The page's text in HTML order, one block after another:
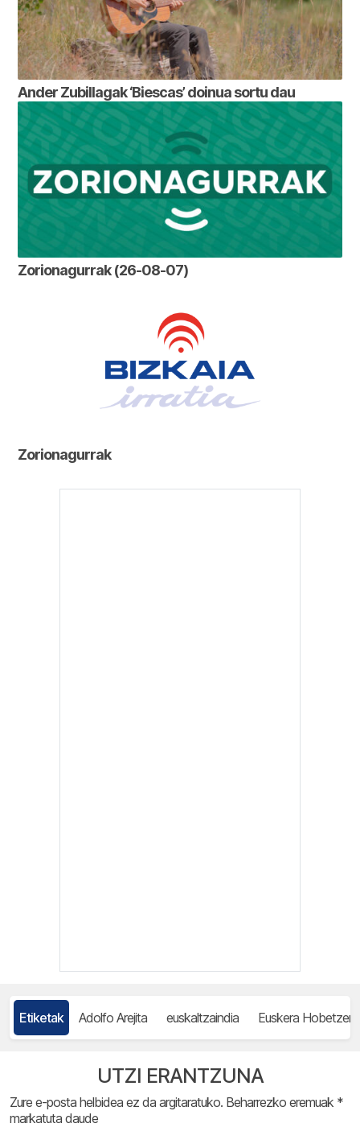
Ander Zubillagak ‘Biescas’ doinua sortu dau
Zorionagurrak (26-08-07)
Zorionagurrak
Etiketak Adolfo Arejita euskaltzaindia Euskera Hobetzen
UTZI ERANTZUNA
Zure e-posta helbidea ez da argitaratuko. Beharrezko eremuak *
markatuta daude